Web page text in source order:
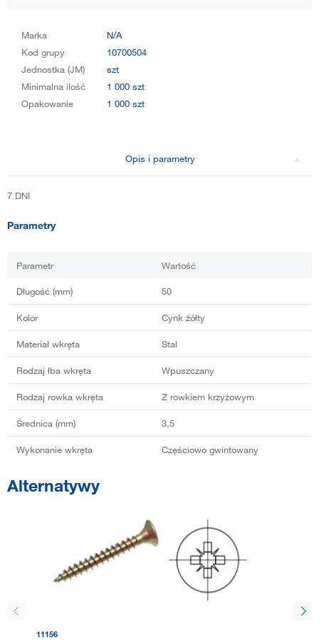
Marka
N/A
Kod grupy
10700504
Jednostka (JM)
szt
Minimalna ilość
1 000 szt
Opakowanie
1 000 szt
Opis i parametry
7 DNI
Parametry
Parametr Wartość
Długość (mm) 50
Kolor Cynk żółty
Materiał wkręta Stal
Rodzaj łba wkręta Wpuszczany
Rodzaj rowka wkręta Z rowkiem krzyżowym
Średnica (mm) 3,5
Wykonanie wkręta Częściowo gwintowany
Alternatywy
11156